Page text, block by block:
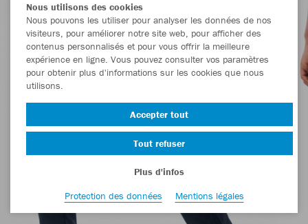
Nous utilisons des cookies
Nous pouvons les utiliser pour analyser les données de nos
visiteurs, pour améliorer notre site web, pour afficher des
contenus personnalisés et pour vous offrir la meilleure
expérience en ligne. Vous pouvez consulter vos paramètres
pour obtenir plus d'informations sur les cookies que nous
utilisons.
Accepter tout
Tout refuser
Plus d'infos
Protection des données
Mentions légales